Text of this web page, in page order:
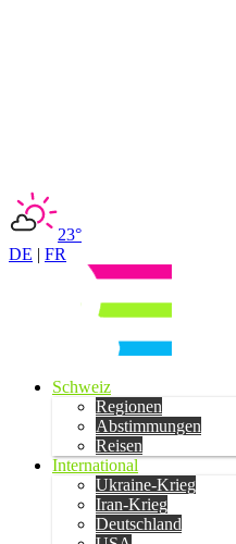
23°
DE | FR
Schweiz
Regionen
Abstimmungen
Reisen
International
Ukraine-Krieg
Iran-Krieg
Deutschland